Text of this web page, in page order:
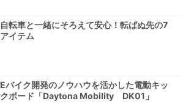
自転車と一緒にそろえて安心！転ばぬ先の7
アイテム
Eバイク開発のノウハウを活かした電動キッ
クボード「Daytona Mobility DK01」